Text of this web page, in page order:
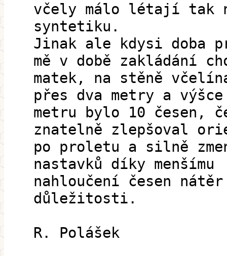
včely málo létají tak
syntetiku.
Jinak ale kdysi doba
mě v době zakládání
matek, na stěně
přes dva metry a
metru bylo 10 česen,
znatelně zlepšoval
po proletu a silně
nastavků díky menšímu
nahloučení česen
důležitosti.
R. Polášek